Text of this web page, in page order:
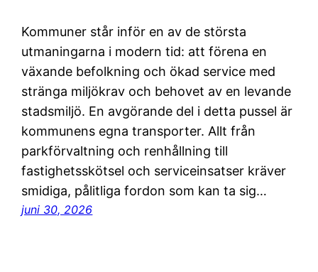
Kommuner står inför en av de största
utmaningarna i modern tid: att förena en
växande befolkning och ökad service med
stränga miljökrav och behovet av en levande
stadsmiljö. En avgörande del i detta pussel är
kommunens egna transporter. Allt från
parkförvaltning och renhållning till
fastighetsskötsel och serviceinsatser kräver
smidiga, pålitliga fordon som kan ta sig…
juni 30, 2026